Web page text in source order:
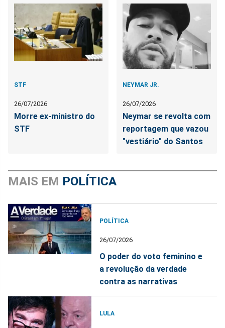
STF
26/07/2026
Morre ex-ministro do
STF
NEYMAR JR.
26/07/2026
Neymar se revolta com
reportagem que vazou
"vestiário" do Santos
MAIS EM POLÍTICA
POLÍTICA
26/07/2026
O poder do voto feminino e
a revolução da verdade
contra as narrativas
LULA